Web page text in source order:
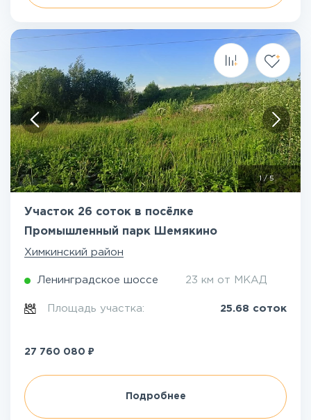
1/5
Участок 26 соток в посёлке
Промышленный парк Шемякино
Химкинский район
Ленинградское шоссе 23 км от МКАД
Площадь участка: 25.68 соток
27 760 080 ₽
Подробнее